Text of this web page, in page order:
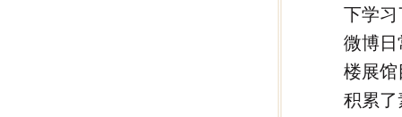
下学习
微博日
楼展馆
积累了